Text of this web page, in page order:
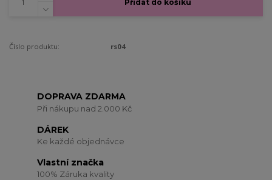
Přidat do košíku
Číslo produktu: rs04
DOPRAVA ZDARMA
Při nákupu nad 2.000 Kč
DÁREK
Ke každé objednávce
Vlastní značka
100% Záruka kvality